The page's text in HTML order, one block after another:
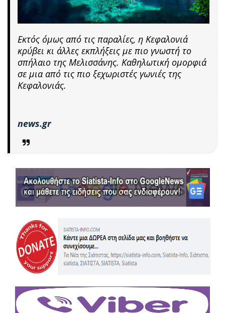
Εκτός όμως από τις παραλίες, η Κεφαλονιά
κρύβει κι άλλες εκπλήξεις με πιο γνωστή το
σπήλαιο της Μελισσάνης. Καθηλωτική ομορφιά
σε μια από τις πιο ξεχωριστές γωνιές της
Κεφαλονιάς.
news.gr